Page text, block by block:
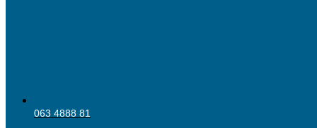
063 4888 81